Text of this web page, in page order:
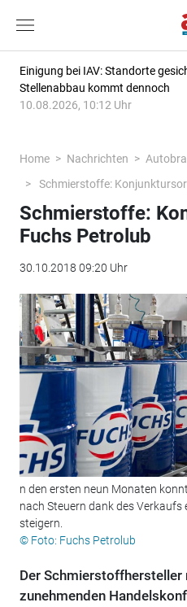
Einigung bei IAV: Standorte
Stellenabbau kommt dennoch
10.08.2026, 10:12 Uhr
Home Nachrichten
Schmierstoffe:
Schmierstoffe:
Fuchs Petrolub
30.10.2018 09:20 Uhr
n den ersten neun Monaten
nach Steuern dank des
steigern.
© Foto: Fuchs Petrolub
Der Schmierstoffhersteller
zunehmenden